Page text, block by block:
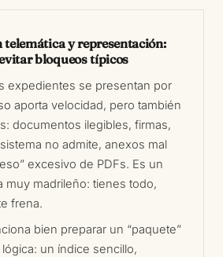
telemática y representación:
bloqueos típicos
expedientes se presentan por
aporta velocidad, pero también
documentos ilegibles, firmas,
no admite, anexos mal
excesivo de PDFs. Es un
muy madrileño: tienes todo,
frena.
bien preparar un “paquete”
un índice sencillo,